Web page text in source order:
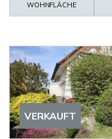
WOHNFLÄCHE
VERKAUFT